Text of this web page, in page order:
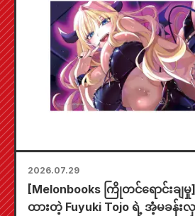
2026.07.29
[Melonbooks ကြိုတင်ရောင်းချ
ထားတဲ့ Fuyuki Tojo ရဲ့ အံ့မခန်